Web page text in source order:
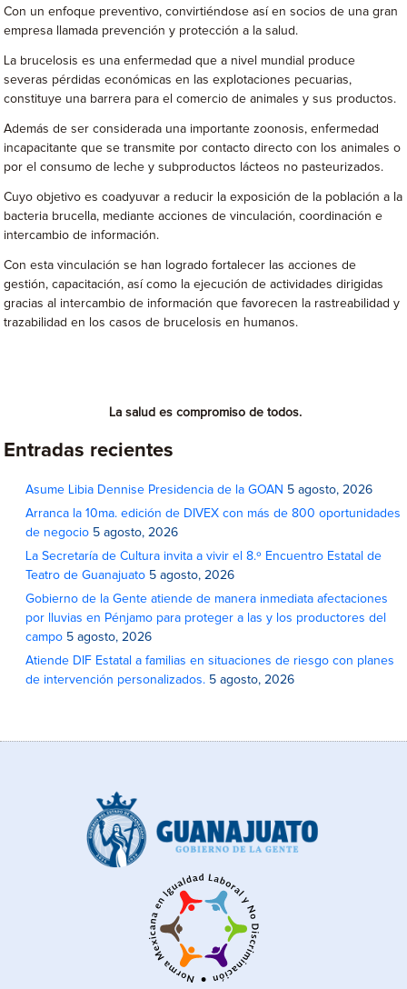
Con un enfoque preventivo, convirtiéndose así en socios de una gran
empresa llamada prevención y protección a la salud.
La brucelosis es una enfermedad que a nivel mundial produce
severas pérdidas económicas en las explotaciones pecuarias,
constituye una barrera para el comercio de animales y sus productos.
Además de ser considerada una importante zoonosis, enfermedad
incapacitante que se transmite por contacto directo con los animales o
por el consumo de leche y subproductos lácteos no pasteurizados.
Cuyo objetivo es coadyuvar a reducir la exposición de la población a la
bacteria brucella, mediante acciones de vinculación, coordinación e
intercambio de información.
Con esta vinculación se han logrado fortalecer las acciones de
gestión, capacitación, así como la ejecución de actividades dirigidas
gracias al intercambio de información que favorecen la rastreabilidad y
trazabilidad en los casos de brucelosis en humanos.
La salud es compromiso de todos.
Entradas recientes
Asume Libia Dennise Presidencia de la GOAN 5 agosto, 2026
Arranca la 10ma. edición de DIVEX con más de 800 oportunidades
de negocio 5 agosto, 2026
La Secretaría de Cultura invita a vivir el 8.º Encuentro Estatal de
Teatro de Guanajuato 5 agosto, 2026
Gobierno de la Gente atiende de manera inmediata afectaciones
por lluvias en Pénjamo para proteger a las y los productores del
campo 5 agosto, 2026
Atiende DIF Estatal a familias en situaciones de riesgo con planes
de intervención personalizados. 5 agosto, 2026